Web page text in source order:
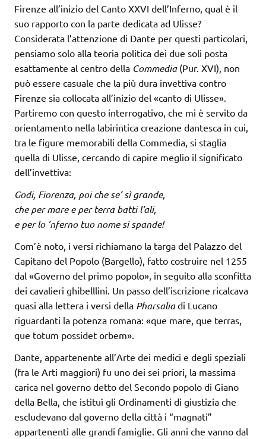
Firenze all’inizio del Canto XXVI dell’Inferno, qual è il
suo rapporto con la parte dedicata ad Ulisse?
Considerata l’attenzione di Dante per questi particolari,
pensiamo solo alla teoria politica dei due soli posta
esattamente al centro della Commedia(Pur. XVI), non
può essere casuale che la più dura invettiva contro
Firenze sia collocata all’inizio del «canto di Ulisse».
Partiremo con questo interrogativo, che mi è servito da
orientamento nella labirintica creazione dantesca in cui,
tra le figure memorabili della Commedia, si staglia
quella di Ulisse, cercando di capire meglio il significato
dell’invettiva:
Godi, Fiorenza, poi che se’ sì grande,
che per mare e per terra batti l’ali,
e per lo ’nferno tuo nome si spande!
Com’è noto, i versi richiamano la targa del Palazzo del
Capitano del Popolo (Bargello), fatto costruire nel 1255
dal «Governo del primo popolo», in seguito alla sconfitta
dei cavalieri ghibelllini. Un passo dell’iscrizione ricalcava
quasi alla lettera i versi della Pharsaliadi Lucano
riguardanti la potenza romana: «que mare, que terras,
que totum possidet orbem».
Dante, appartenente all’Arte dei medici e degli speziali
(fra le Arti maggiori) fu uno dei sei priori, la massima
carica nel governo detto del Secondo popolo di Giano
della Bella, che istituì gli Ordinamenti di giustizia che
escludevano dal governo della città i “magnati”
appartenenti alle grandi famiglie. Gli anni che vanno dal